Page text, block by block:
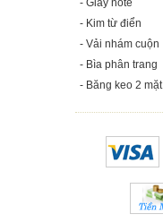
- Giấy note
- Kim từ điển
- Vải nhám cuộn
- Bìa phân trang
- Băng keo 2 mặt